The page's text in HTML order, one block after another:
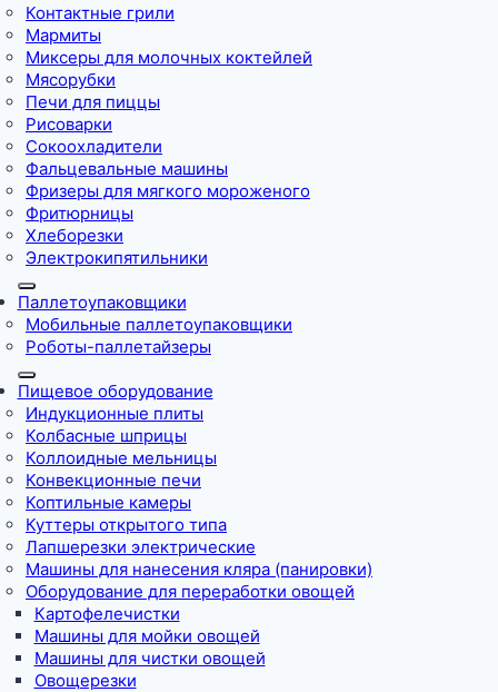
Контактные грили
Мармиты
Миксеры для молочных коктейлей
Мясорубки
Печи для пиццы
Рисоварки
Сокоохладители
Фальцевальные машины
Фризеры для мягкого мороженого
Фритюрницы
Хлеборезки
Электрокипятильники
Паллетоупаковщики
Мобильные паллетоупаковщики
Роботы-паллетайзеры
Пищевое оборудование
Индукционные плиты
Колбасные шприцы
Коллоидные мельницы
Конвекционные печи
Коптильные камеры
Куттеры открытого типа
Лапшерезки электрические
Машины для нанесения кляра (панировки)
Оборудование для переработки овощей
Картофелечистки
Машины для мойки овощей
Машины для чистки овощей
Овощерезки